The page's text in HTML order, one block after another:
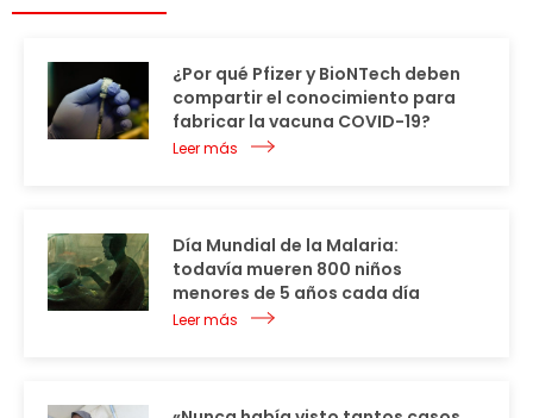
¿Por qué Pfizer y BioNTech deben
compartir el conocimiento para
fabricar la vacuna COVID-19?
Leer más
Día Mundial de la Malaria:
todavía mueren 800 niños
menores de 5 años cada día
Leer más